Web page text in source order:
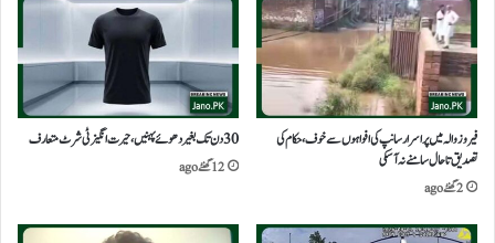
فیروزوالہ میں پراسرار سانپ کی افواہوں سے خوف، حکام کی
تصدیق تاحال سامنے نہ آ سکی
2 گھنٹے ago
30 دن تک بغیر دھوئے پہنیں،حیرت انگیز ٹی شرٹ متعارف
12 گھنٹے ago